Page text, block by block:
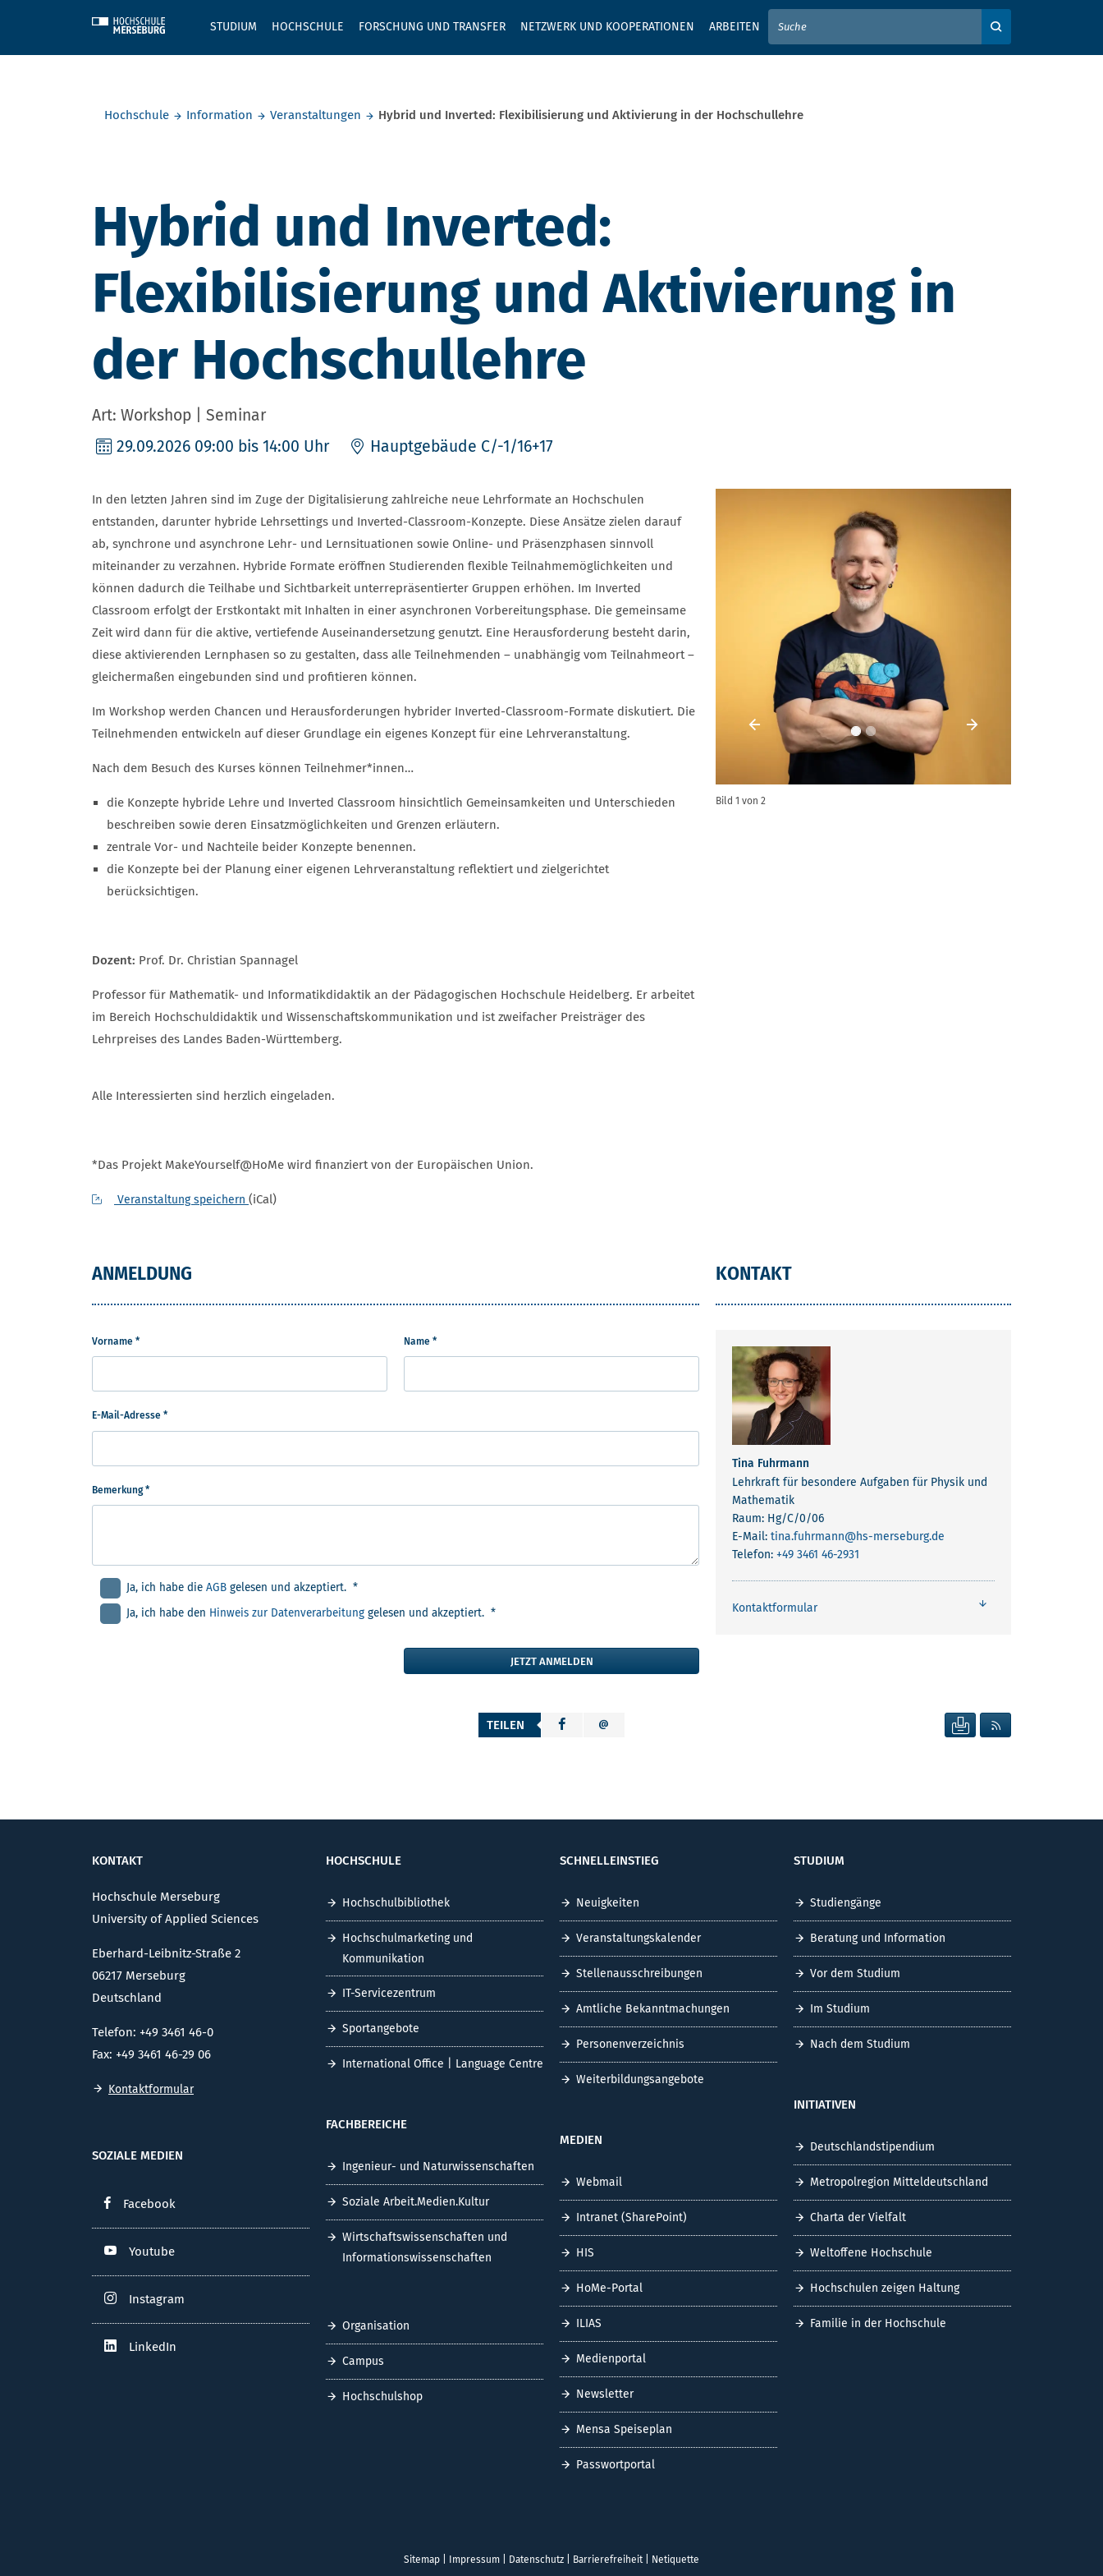
STUDIUM HOCHSCHULE FORSCHUNG UND TRANSFER NETZWERK UND KOOPERATIONEN ARBEITEN
GEBEN SIE HIER IHREN SUCHBEGRIFF EIN
Hochschule
Information Veranstaltungen Hybrid und Inverted: Flexibilisierung und Aktivierung in der Hochschullehre
Hybrid und Inverted:
Flexibilisierung und Aktivierung in
der Hochschullehre
Art: Workshop | Seminar
29.09.2026 09:00 bis 14:00 Uhr Hauptgebäude C/-1/16+17
In den letzten Jahren sind im Zuge der Digitalisierung zahlreiche neue Lehrformate an Hochschulen
entstanden, darunter hybride Lehrsettings und Inverted-Classroom-Konzepte. Diese Ansätze zielen darauf
ab, synchrone und asynchrone Lehr- und Lernsituationen sowie Online- und Präsenzphasen sinnvoll
miteinander zu verzahnen. Hybride Formate eröffnen Studierenden flexible Teilnahmemöglichkeiten und
können dadurch die Teilhabe und Sichtbarkeit unterrepräsentierter Gruppen erhöhen. Im Inverted
Classroom erfolgt der Erstkontakt mit Inhalten in einer asynchronen Vorbereitungsphase. Die gemeinsame
Zeit wird dann für die aktive, vertiefende Auseinandersetzung genutzt. Eine Herausforderung besteht darin,
diese aktivierenden Lernphasen so zu gestalten, dass alle Teilnehmenden – unabhängig vom Teilnahmeort –
gleichermaßen eingebunden sind und profitieren können.
Im Workshop werden Chancen und Herausforderungen hybrider Inverted-Classroom-Formate diskutiert. Die
Teilnehmenden entwickeln auf dieser Grundlage ein eigenes Konzept für eine Lehrveranstaltung.
Nach dem Besuch des Kurses können Teilnehmer*innen…
die Konzepte hybride Lehre und Inverted Classroom hinsichtlich Gemeinsamkeiten und Unterschieden
beschreiben sowie deren Einsatzmöglichkeiten und Grenzen erläutern.
zentrale Vor- und Nachteile beider Konzepte benennen.
die Konzepte bei der Planung einer eigenen Lehrveranstaltung reflektiert und zielgerichtet
berücksichtigen.
Dozent: Prof. Dr. Christian Spannagel
Professor für Mathematik- und Informatikdidaktik an der Pädagogischen Hochschule Heidelberg. Er arbeitet
im Bereich Hochschuldidaktik und Wissenschaftskommunikation und ist zweifacher Preisträger des
Lehrpreises des Landes Baden-Württemberg.
Alle Interessierten sind herzlich eingeladen.
*Das Projekt MakeYourself@HoMe wird finanziert von der Europäischen Union.
Veranstaltung speichern (iCal)
Bild 1 von 2
Vorheriges
ANMELDUNG
Vorname * Name *
E-Mail-Adresse *
Bemerkung *
Ja, ich habe die AGB gelesen und akzeptiert. *
Ja, ich habe den Hinweis zur Datenverarbeitung gelesen und akzeptiert. *
JETZT ANMELDEN
KONTAKT
Tina Fuhrmann
Lehrkraft für besondere Aufgaben für Physik und
Mathematik
Raum: Hg/C/0/06
E-Mail: tina.fuhrmann@hs-merseburg.de
Telefon: +49 3461 46-2931
Kontaktformular
TEILEN SEITE DRUCKEN
KONTAKT
Hochschule Merseburg
University of Applied Sciences
Eberhard-Leibnitz-Straße 2
06217 Merseburg
Deutschland
Telefon: +49 3461 46-0
Fax: +49 3461 46-29 06
Kontaktformular
SOZIALE MEDIEN
Facebook
Youtube
Instagram
LinkedIn
HOCHSCHULE
Hochschulbibliothek
Hochschulmarketing und
Kommunikation
IT-Servicezentrum
Sportangebote
International Office | Language Centre
FACHBEREICHE
Ingenieur- und Naturwissenschaften
Soziale Arbeit.Medien.Kultur
Wirtschaftswissenschaften und
Informationswissenschaften
Organisation
Campus
Hochschulshop
SCHNELLEINSTIEG
Neuigkeiten
Veranstaltungskalender
Stellenausschreibungen
Amtliche Bekanntmachungen
Personenverzeichnis
Weiterbildungsangebote
MEDIEN
Webmail
Intranet (SharePoint)
HIS
HoMe-Portal
ILIAS
Medienportal
Newsletter
Mensa Speiseplan
Passwortportal
STUDIUM
Studiengänge
Beratung und Information
Vor dem Studium
Im Studium
Nach dem Studium
INITIATIVEN
Deutschlandstipendium
Metropolregion Mitteldeutschland
Charta der Vielfalt
Weltoffene Hochschule
Hochschulen zeigen Haltung
Familie in der Hochschule
Sitemap Impressum Datenschutz Barrierefreiheit| Netiquette